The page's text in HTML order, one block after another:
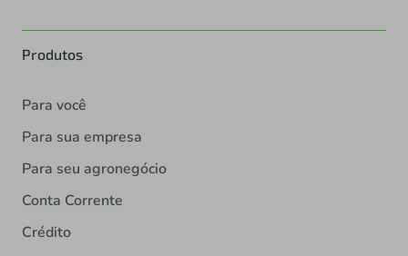
Produtos
Para você
Para sua empresa
Para seu agronegócio
Conta Corrente
Crédito